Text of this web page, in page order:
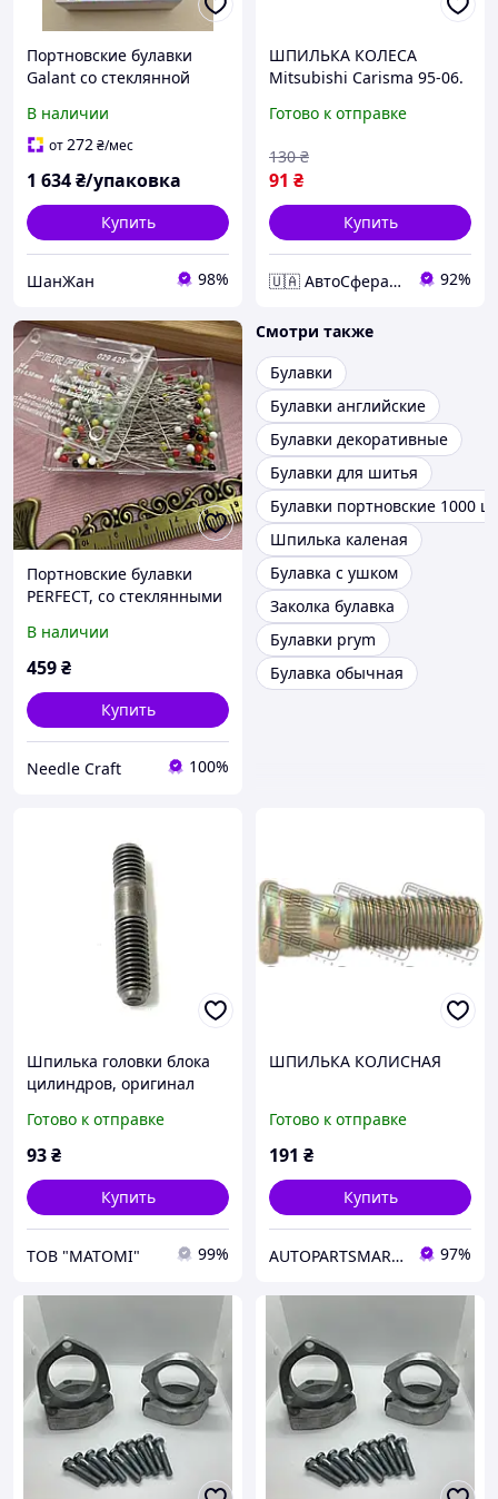
Портновские булавки
Galant со стеклянной
В наличии
от272₴/мес
1 634₴/упаковка
Купить
ШанЖан 98%
ШПИЛЬКА КОЛЕСА
Mitsubishi Carisma 95-06.
04. LANCER 85-
Готово к отправке
91 ₴
130 ₴
Купить
🇺🇦 АвтоСфера 🇺🇦 92%
Портновские булавки
PERFECT, со стеклянными
головками, 0,4*35 мм, 10 г
В наличии
459₴
Купить
Needle Craft 100%
Смотри также
Булавки
Булавки английские
Булавки декоративные
Булавки для шитья
Булавки портновские 1000
Шпилька каленая
Булавка с ушком
Заколка булавка
Булавки prym
Булавка обычная
Шпилька головки блока
цилиндров, оригинал
Airtrek, Pajero, L200,
Galant
Готово к отправке
93₴
Купить
ТОВ "МАТОМІ" 99%
ШПИЛЬКА КОЛИСНАЯ
Готово к отправке
191 ₴
Купить
AUTOPARTSMARKET 97%